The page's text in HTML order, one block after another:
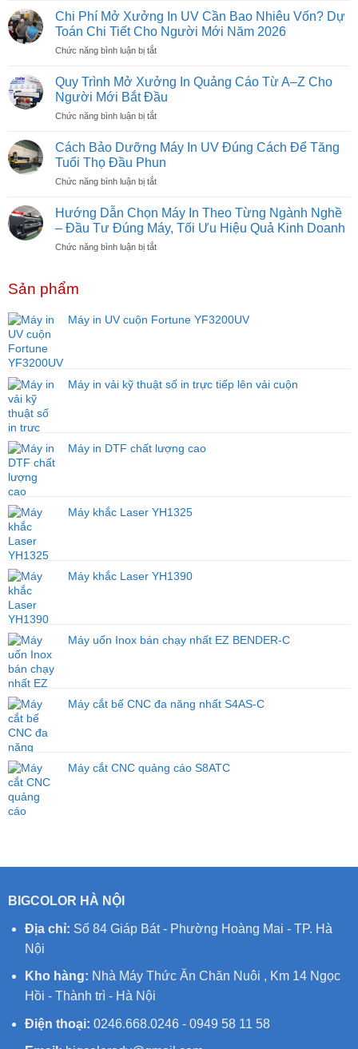
UV
Hybrid
Là
Có
Nên
Đầu
Tư
Chi Phí Mở Xưởng In UV Cần Bao Nhiêu Vốn? Dự
Toán Chi Tiết Cho Người Mới Năm 2026
Chức năng bình luận bị tắtở
Phí
Mở
Xưởng
In
Cần
Bao
Vốn?
Toán
Chi
Cho
Quy Trình Mở Xưởng In Quảng Cáo Từ A–Z Cho
Người Mới Bắt Đầu
Chức năng bình luận bị tắtở
Trình
Xưởng
In
Cáo
Từ
A–
Z
Đầu
Cách Bảo Dưỡng Máy In UV Đúng Cách Để Tăng
Tuổi Thọ Đầu Phun
Chức năng bình luận bị tắtở
Bảo
Dưỡng
Máy
In
Tăng
Hướng Dẫn Chọn Máy In Theo Từng Ngành Nghề
– Đầu Tư Đúng Máy, Tối Ưu Hiệu Quả Kinh Doanh
Chức năng bình luận bị tắtở
In
–
Tối
Doanh
Sản phẩm
Máy in UV cuộn Fortune YF3200UV
Máy in vải kỹ thuật số in trực tiếp lên vải cuộn
Máy in DTF chất lượng cao
Máy khắc Laser YH1325
Máy khắc Laser YH1390
Máy uốn Inox bán chạy nhất EZ BENDER-C
Máy cắt bế CNC đa năng nhất S4AS-C
Máy cắt CNC quảng cáo S8ATC
BIGCOLOR HÀ NỘI
Địa chỉ: Số 84 Giáp Bát - Phường Hoàng Mai - TP. Hà
Nội
Kho hàng: Nhà Máy Thức Ăn Chăn Nuôi , Km 14 Ngọc
Hồi - Thành trì - Hà Nội
Điện thoại: 0246.668.0246 - 0949 58 11 58